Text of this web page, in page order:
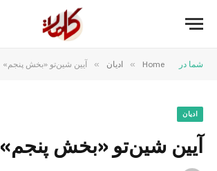
شما در Home
» ادیان » آیین شین‌تو «بخش پنجم»
ادیان
آیین شین‌تو «بخش پنجم»